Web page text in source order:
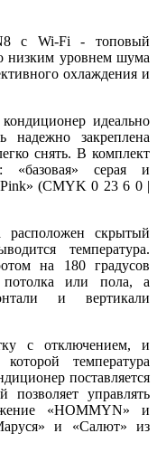
с Wi-Fi - топовый
низким уровнем шума
охлаждения и
идеально
закреплена
снять. В комплект
«базовая» серая и
Pink» (CMYK 0 23 6 0 |
расположен скрытый
температура.
на 180 градусов
потолка или пола, а
и вертикали
с отключением, и
температура
поставляется
управлять
«HOMMYN» и
и «Салют» из